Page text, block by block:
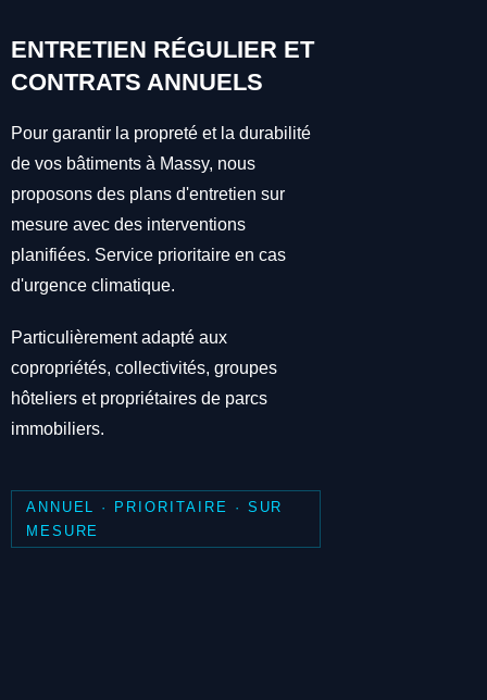
ENTRETIEN RÉGULIER ET
CONTRATS ANNUELS
Pour garantir la propreté et la durabilité
de vos bâtiments à Massy, nous
proposons des plans d'entretien sur
mesure avec des interventions
planifiées. Service prioritaire en cas
d'urgence climatique.
Particulièrement adapté aux
copropriétés, collectivités, groupes
hôteliers et propriétaires de parcs
immobiliers.
ANNUEL · PRIORITAIRE · SUR
MESURE